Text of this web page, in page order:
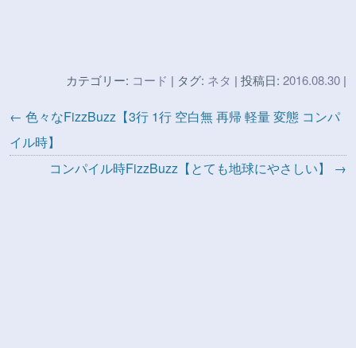
カテゴリー: コード | タグ: ネタ | 投稿日: 2016.08.30 |
← 色々なFizzBuzz【3行 1行 空白無 再帰 軽量 変態 コンパ
イル時】
コンパイル時FizzBuzz【とても地球にやさしい】 →